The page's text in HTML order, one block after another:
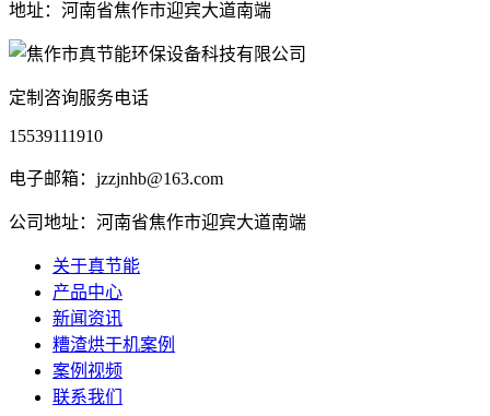
地址：河南省焦作市迎宾大道南端
定制咨询服务电话
15539111910
电子邮箱：jzzjnhb@163.com
公司地址：河南省焦作市迎宾大道南端
关于真节能
产品中心
新闻资讯
糟渣烘干机案例
案例视频
联系我们